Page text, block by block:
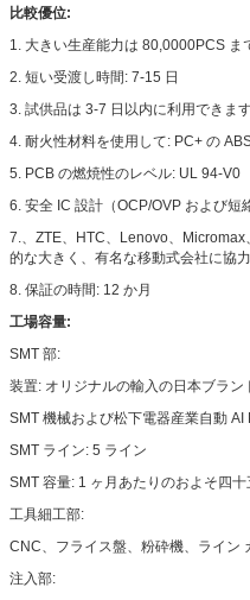
比較優位:
1. 大きい生産能力は 80,0000PCS
2. 短い受渡し時間: 7-15 日
3. 試供品は 3-7 日以内に利用できま
4. 耐火性材料を使用して: PC+ の
5. PCB の燃焼性のレベル: UL 94-V0
6. 安全 IC 設計（OCP/OVP および短
7.、ZTE、HTC、Lenovo、
的な大きく、有名な移動式会社に協
8. 保証の時間: 12 か月
工場容量:
SMT 部:
装置: オリジナルの輸入の日本ブラ
SMT 機械および松下電器産業自動 AI
SMT ライン: 5 ライン
SMT 容量: 1 ヶ月あたりのおよそ四
工具細工部:
CNC、フライス盤、粉砕機、ライン
注入部: